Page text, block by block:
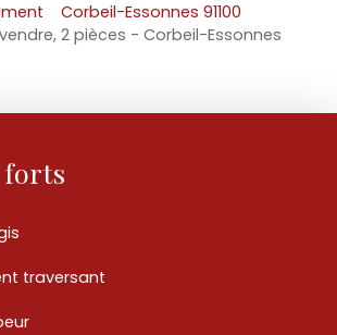
Corbeil-Essonnes 91100
2 pièces - Corbeil-Essonnes
forts
traversant